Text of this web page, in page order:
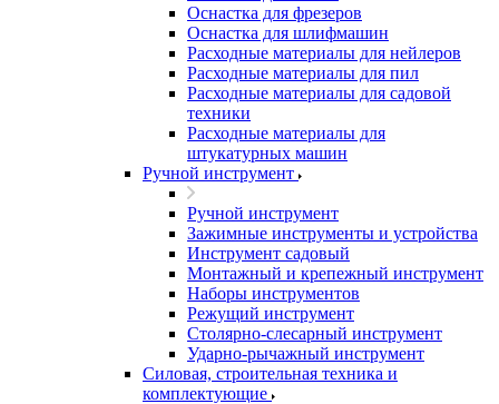
Оснастка для фрезеров
Оснастка для шлифмашин
Расходные материалы для нейлеров
Расходные материалы для пил
Расходные материалы для садовой
техники
Расходные материалы для
штукатурных машин
Ручной инструмент
Ручной инструмент
Зажимные инструменты и устройства
Инструмент садовый
Монтажный и крепежный инструмент
Наборы инструментов
Режущий инструмент
Столярно-слесарный инструмент
Ударно-рычажный инструмент
Силовая, строительная техника и
комплектующие